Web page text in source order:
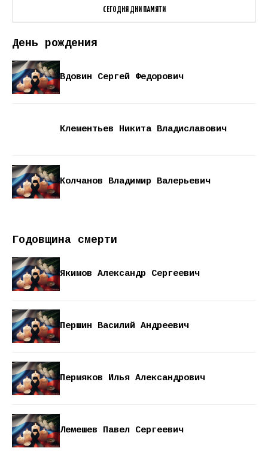
СЕГОДНЯ ДНИ ПАМЯТИ
День рождения
Вдовин Сергей Федорович
Клементьев Никита Владиславович
Колчанов Владимир Валерьевич
Годовщина смерти
Якимов Александр Сергеевич
Першин Василий Андреевич
Пермяков Илья Александрович
Лемешев Павел Сергеевич